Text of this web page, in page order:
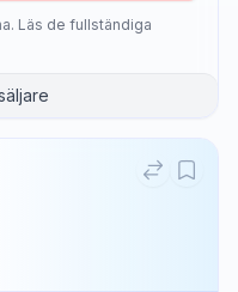
Läs de fullständiga